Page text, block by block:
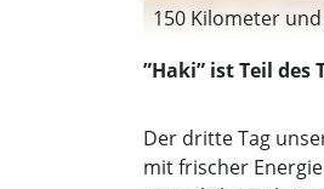
150 Kilometer
”Haki” ist Teil
Der dritte Tag
mit frischer